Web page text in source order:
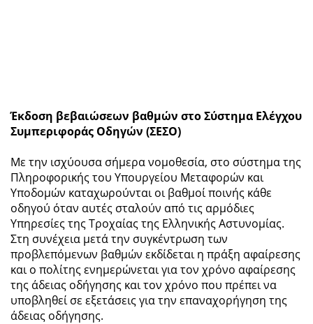
Έκδοση βεβαιώσεων βαθμών στο Σύστημα Ελέγχου
Συμπεριφοράς Οδηγών (ΣΕΣΟ)
Με την ισχύουσα σήμερα νομοθεσία, στο σύστημα της
Πληροφορικής του Υπουργείου Μεταφορών και
Υποδομών καταχωρούνται οι βαθμοί ποινής κάθε
οδηγού όταν αυτές σταλούν από τις αρμόδιες
Υπηρεσίες της Τροχαίας της Ελληνικής Αστυνομίας.
Στη συνέχεια μετά την συγκέντρωση των
προβλεπόμενων βαθμών εκδίδεται η πράξη αφαίρεσης
και ο πολίτης ενημερώνεται για τον χρόνο αφαίρεσης
της άδειας οδήγησης και τον χρόνο που πρέπει να
υποβληθεί σε εξετάσεις για την επαναχορήγηση της
άδειας οδήγησης.